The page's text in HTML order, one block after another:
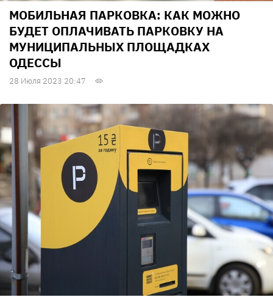
МОБИЛЬНАЯ ПАРКОВКА: КАК МОЖНО
БУДЕТ ОПЛАЧИВАТЬ ПАРКОВКУ НА
МУНИЦИПАЛЬНЫХ ПЛОЩАДКАХ
ОДЕССЫ
28 Июля 2023 20:47